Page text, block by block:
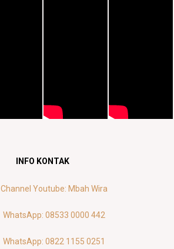
INFO KONTAK
Channel Youtube: Mbah Wira
WhatsApp: 08533 0000 442
WhatsApp: 0822 1155 0251